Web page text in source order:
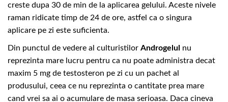
creste dupa 30 de min de la aplicarea gelului. Aceste nivele
raman ridicate timp de 24 de ore, astfel ca o singura
aplicare pe zi este suficienta.
Din punctul de vedere al culturistilor Androgelul
nu
reprezinta mare lucru pentru ca nu poate administra decat
maxim 5 mg de testosteron pe zi cu un pachet al
produsului, ceea ce nu reprezinta o cantitate prea mare
cand vrei sa ai o acumulare de masa serioasa. Daca cineva